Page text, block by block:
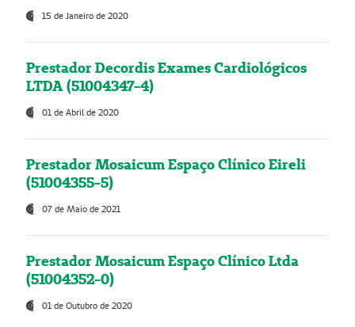
15 de Janeiro de 2020
Prestador Decordis Exames Cardiológicos
LTDA (51004347-4)
01 de Abril de 2020
Prestador Mosaicum Espaço Clínico Eireli
(51004355-5)
07 de Maio de 2021
Prestador Mosaicum Espaço Clínico Ltda
(51004352-0)
01 de Outubro de 2020